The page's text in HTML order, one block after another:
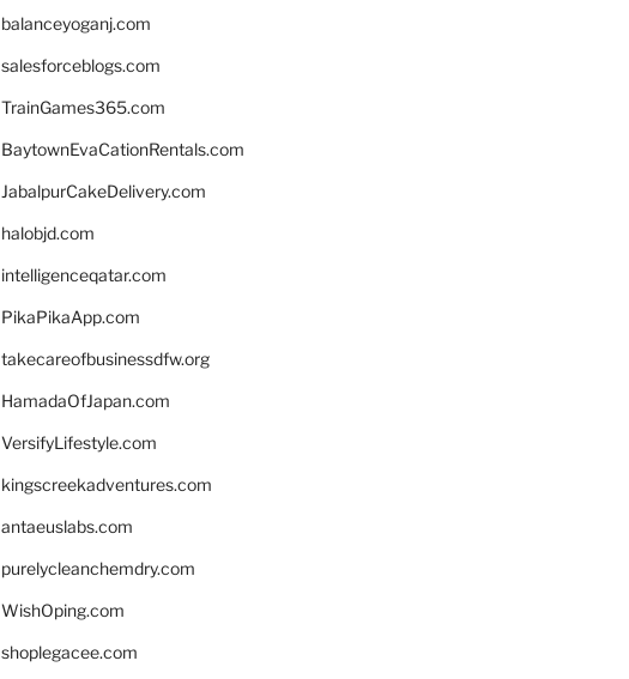
balanceyoganj.com
salesforceblogs.com
TrainGames365.com
BaytownEvaCationRentals.com
JabalpurCakeDelivery.com
halobjd.com
intelligenceqatar.com
PikaPikaApp.com
takecareofbusinessdfw.org
HamadaOfJapan.com
VersifyLifestyle.com
kingscreekadventures.com
antaeuslabs.com
purelycleanchemdry.com
WishOping.com
shoplegacee.com